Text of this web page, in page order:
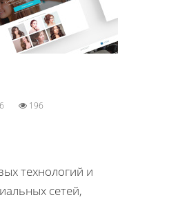
196
технологий и
сетей,